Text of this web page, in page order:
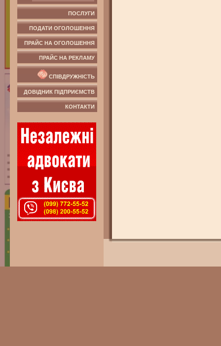
ПОСЛУГИ
ПОДАТИ ОГОЛОШЕННЯ
ПРАЙС НА ОГОЛОШЕННЯ
ПРАЙС НА РЕКЛАМУ
СПІВДРУЖНІСТЬ
ДОВІДНИК ПІДПРИЄМСТВ
КОНТАКТИ